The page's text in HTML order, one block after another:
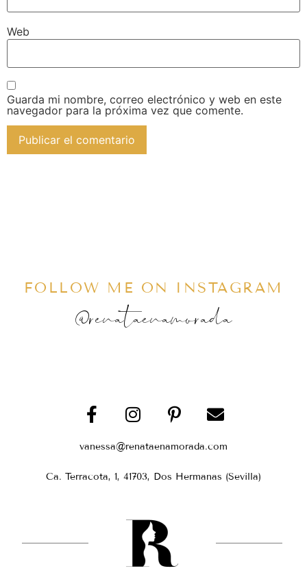
Web
Guarda mi nombre, correo electrónico y web en este
navegador para la próxima vez que comente.
FOLLOW ME ON INSTAGRAM
@renataenamorada
vanessa@renataenamorada.com
Ca. Terracota, 1, 41703, Dos Hermanas (Sevilla)